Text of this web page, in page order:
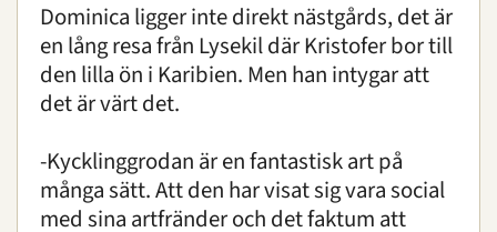
Dominica ligger inte direkt nästgårds, det är
en lång resa från Lysekil där Kristofer bor till
den lilla ön i Karibien. Men han intygar att
det är värt det.
-Kycklinggrodan är en fantastisk art på
många sätt. Att den har visat sig vara social
med sina artfränder och det faktum att